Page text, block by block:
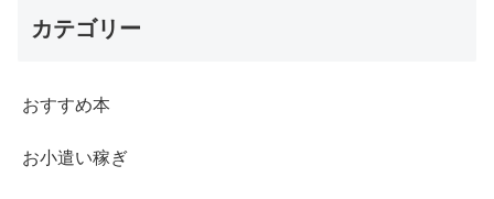
カテゴリー
おすすめ本
お小遣い稼ぎ